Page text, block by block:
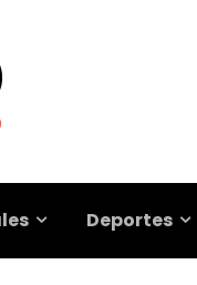
Deportes